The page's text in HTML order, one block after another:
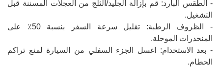
- الطقس البارد: قم بإزالة الجليد/الثلج من العجلات المسننة قبل
التشغيل.
- الظروف الرطبة: تقليل سرعة السفر بنسبة 50٪ على
المنحدرات الموحلة.
- بعد الاستخدام: اغسل الجزء السفلي من السيارة لمنع تراكم
الحطام.